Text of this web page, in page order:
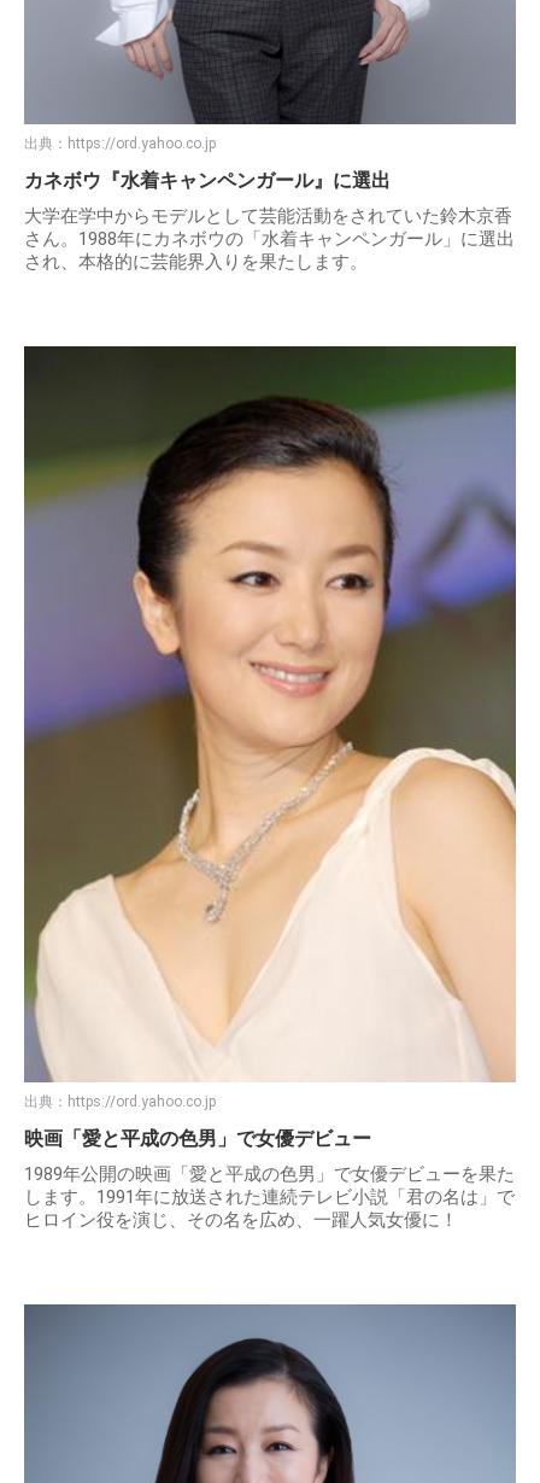
出典： https://ord.yahoo.co.jp
カネボウ『水着キャンペンガール』に選出
大学在学中からモデルとして芸能活動をされていた鈴木京香
さん。1988年にカネボウの「水着キャンペンガール」に選出
され、本格的に芸能界入りを果たします。
出典： https://ord.yahoo.co.jp
映画「愛と平成の色男」で女優デビュー
1989年公開の映画「愛と平成の色男」で女優デビューを果た
します。1991年に放送された連続テレビ小説「君の名は」で
ヒロイン役を演じ、その名を広め、一躍人気女優に！